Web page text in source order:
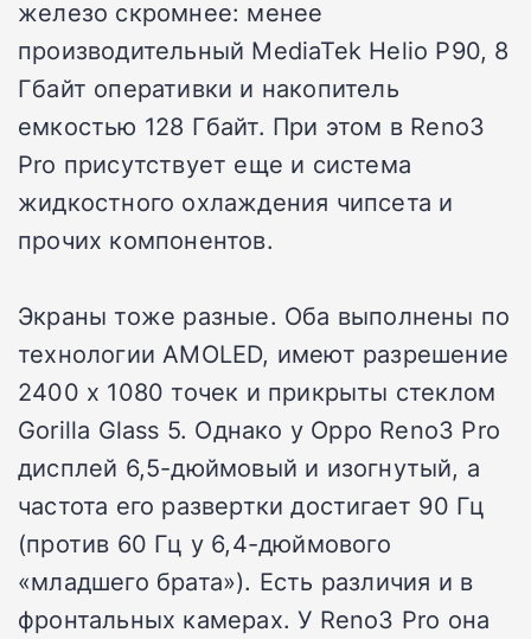
железо скромнее: менее
производительный MediaTek Helio P90, 8
Гбайт оперативки и накопитель
емкостью 128 Гбайт. При этом в Reno3
Pro присутствует еще и система
жидкостного охлаждения чипсета и
прочих компонентов.
Экраны тоже разные. Оба выполнены по
технологии AMOLED, имеют разрешение
2400 х 1080 точек и прикрыты стеклом
Gorilla Glass 5. Однако у Oppo Reno3 Pro
дисплей 6,5-дюймовый и изогнутый, а
частота его развертки достигает 90 Гц
(против 60 Гц у 6,4-дюймового
«младшего брата»). Есть различия и в
фронтальных камерах. У Reno3 Pro она